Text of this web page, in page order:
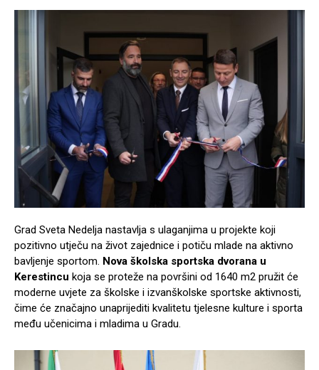
Grad Sveta Nedelja nastavlja s ulaganjima u projekte koji
pozitivno utječu na život zajednice i potiču mlade na aktivno
bavljenje sportom. Nova školska sportska dvorana u
Kerestincu koja se proteže na površini od 1640 m2 pružit će
moderne uvjete za školske i izvanškolske sportske aktivnosti,
čime će značajno unaprijediti kvalitetu tjelesne kulture i sporta
među učenicima i mladima u Gradu.